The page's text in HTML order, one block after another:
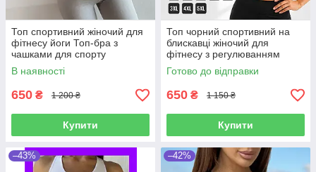
Топ спортивний жіночий для
фітнесу йоги Топ-бра з
чашками для спорту
тренувань чорний з
відкритою спиною
В наявності
650 ₴ 1 200 ₴
Купити
Топ чорний спортивний на
блискавці жіночий для
фітнесу з регулюванням
об'єму для тренування бігу
на широких бретелях
Готово до відправки
650 ₴ 1 150 ₴
Купити
–43% –42%